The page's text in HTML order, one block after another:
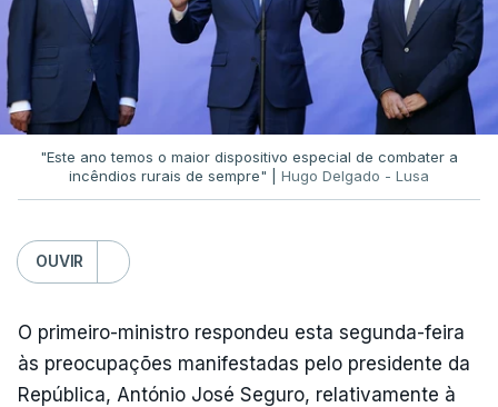
"Este ano temos o maior dispositivo especial de combater a
incêndios rurais de sempre" | Hugo Delgado - Lusa
OUVIR
O primeiro-ministro respondeu esta segunda-feira
às preocupações manifestadas pelo presidente da
República, António José Seguro, relativamente à